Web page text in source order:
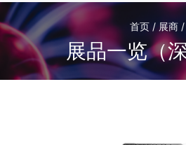
首页 / 展商 /
展品一览（